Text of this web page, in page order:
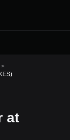
>
at